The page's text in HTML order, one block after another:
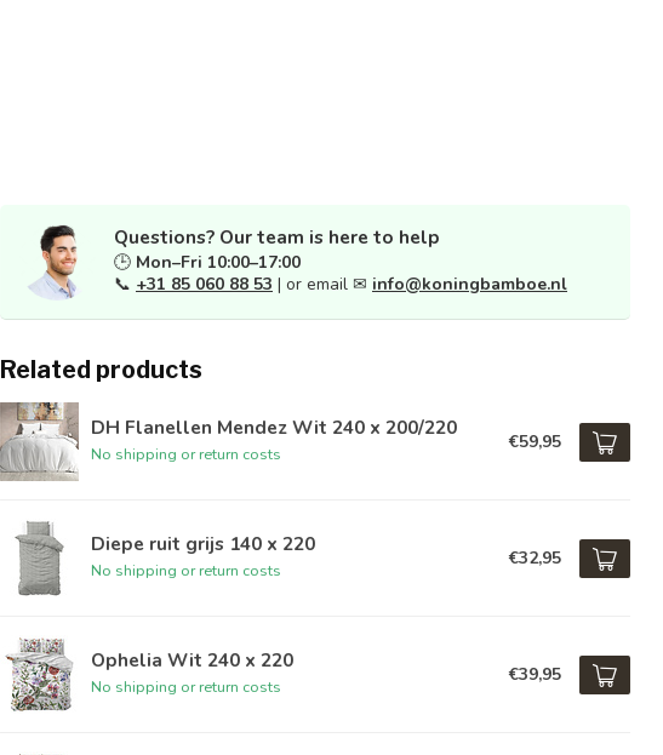
Questions? Our team is here to help
🕒 Mon–Fri 10:00–17:00
📞 +31 85 060 88 53 | or email ✉ info@koningbamboe.nl
Related products
DH Flanellen Mendez Wit 240 x 200/220
No shipping or return costs
€59,95
Diepe ruit grijs 140 x 220
No shipping or return costs
€32,95
Ophelia Wit 240 x 220
No shipping or return costs
€39,95